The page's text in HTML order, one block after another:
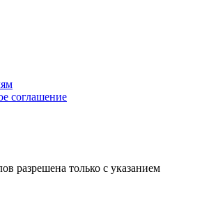
соглашение
разрешена только с указанием